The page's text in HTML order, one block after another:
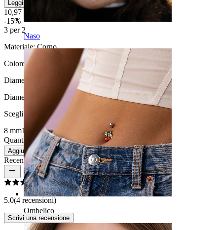
Naso
Ombelico
Leggi di più
10,97 €
-15%
3 per 2
Materiale:Corno
Colore:
Diametro della dilatazione:
8 mm.
Diametro
Scegli Diametro
8 mm10 mm12 mm
16 mm
Quantità: 1 Modifica
Aggiungi al carrello
Recensioni del prodotto
5.0(4 recensioni)
Scrivi una recensione